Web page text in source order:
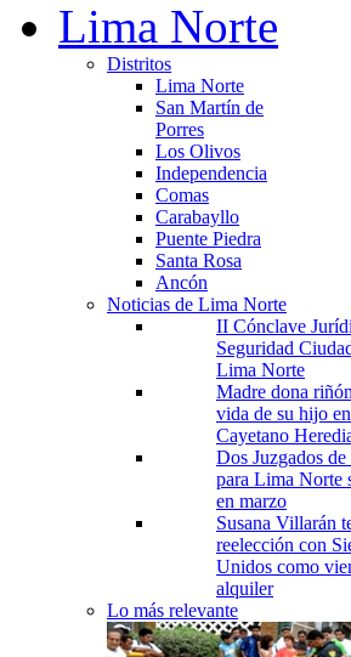
Lima Norte
Distritos
Lima Norte
San Martín de
Porres
Los Olivos
Independencia
Comas
Carabayllo
Puente Piedra
Santa Rosa
Ancón
Noticias de Lima Norte
II Cónclave
Seguridad
Lima Norte
Madre dona
vida de su hijo
Cayetano
Dos Juzgados
para Lima Norte
en marzo
Susana Villarán
reelección con
Unidos como
alquiler
Lo más relevante